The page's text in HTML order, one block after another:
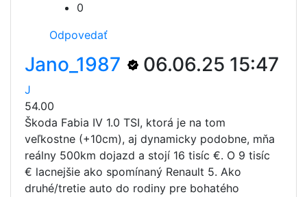
0
Odpovedať
Jano_1987 06.06.25 15:47
J
54.00
Škoda Fabia IV 1.0 TSI, ktorá je na tom
veľkostne (+10cm), aj dynamicky podobne, mňa
reálny 500km dojazd a stojí 16 tisíc €. O 9 tisíc
€ lacnejšie ako spomínaný Renault 5. Ako
druhé/tretie auto do rodiny pre bohatého